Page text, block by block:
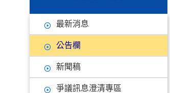
最新消息
公告欄
新聞稿
爭議訊息澄清專區